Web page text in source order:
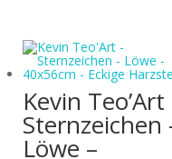
Kevin Teo’Art
Sternzeichen
Löwe –